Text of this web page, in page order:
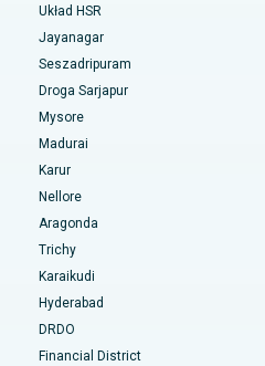
Ahmedabad
Road w Bangalore
15 w Bhubaneswar
Road w Bilaspur
Ahmedabad
Układ HSR
Jayanagar
Seszadripuram
Droga Sarjapur
Mysore
Madurai
Karur
Nellore
Aragonda
Trichy
Karaikudi
Hyderabad
DRDO
Financial District